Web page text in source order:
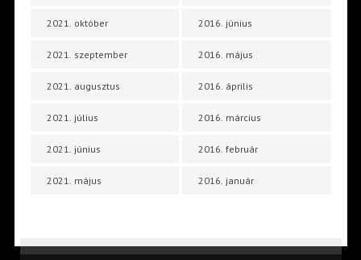
2021. október
2021. szeptember
2021. augusztus
2021. július
2021. június
2021. május
2016. június
2016. május
2016. április
2016. március
2016. február
2016. január